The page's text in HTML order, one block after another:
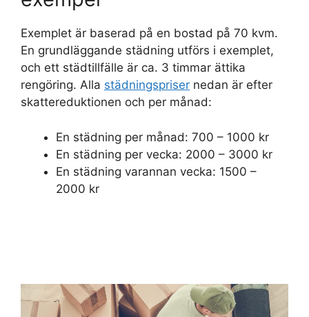
Exemplet är baserad på en bostad på 70 kvm.
En grundläggande städning utförs i exemplet,
och ett städtillfälle är ca. 3 timmar ättika
rengöring. Alla städningspriser nedan är efter
skattereduktionen och per månad:
En städning per månad: 700 – 1000 kr
En städning per vecka: 2000 – 3000 kr
En städning varannan vecka: 1500 –
2000 kr